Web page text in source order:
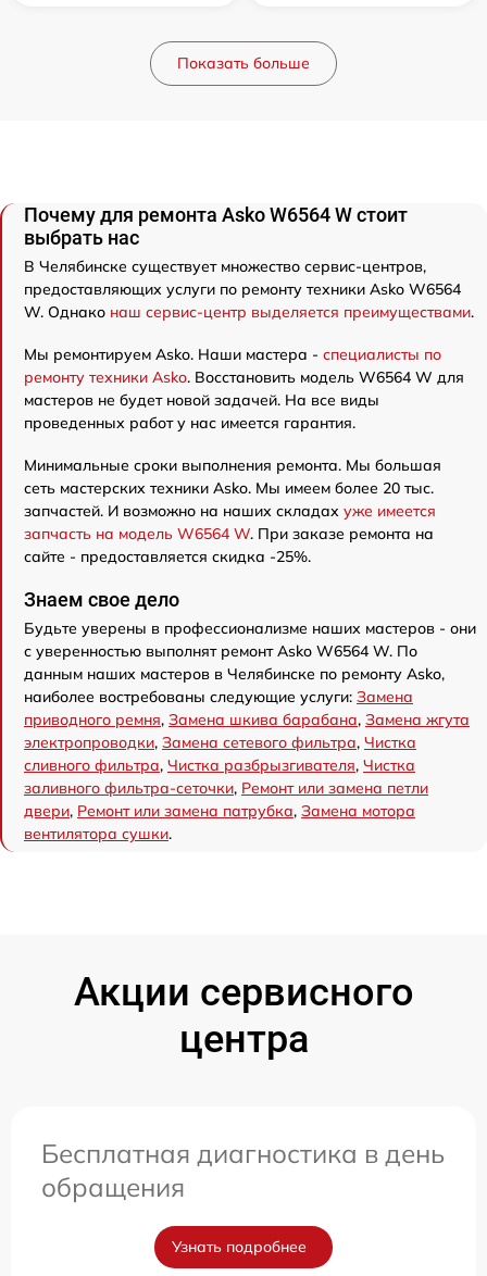
Показать больше
Почему для ремонта Asko W6564 W стоит
выбрать нас
В Челябинске существует множество сервис-центров,
предоставляющих услуги по ремонту техники Asko W6564
W. Однако наш сервис-центр выделяется преимуществами.
Мы ремонтируем Asko. Наши мастера - специалисты по
ремонту техники Asko. Восстановить модель W6564 W для
мастеров не будет новой задачей. На все виды
проведенных работ у нас имеется гарантия.
Минимальные сроки выполнения ремонта. Мы большая
сеть мастерских техники Asko. Мы имеем более 20 тыс.
запчастей. И возможно на наших складах уже имеется
запчасть на модель W6564 W. При заказе ремонта на
сайте - предоставляется скидка -25%.
Знаем свое дело
Будьте уверены в профессионализме наших мастеров - они
с уверенностью выполнят ремонт Asko W6564 W. По
данным наших мастеров в Челябинске по ремонту Asko,
наиболее востребованы следующие услуги: Замена
приводного ремня, Замена шкива барабана, Замена жгута
электропроводки, Замена сетевого фильтра, Чистка
сливного фильтра, Чистка разбрызгивателя, Чистка
заливного фильтра-сеточки, Ремонт или замена петли
двери, Ремонт или замена патрубка, Замена мотора
вентилятора сушки.
Акции сервисного
центра
Бесплатная диагностика в день
обращения
Узнать подробнее